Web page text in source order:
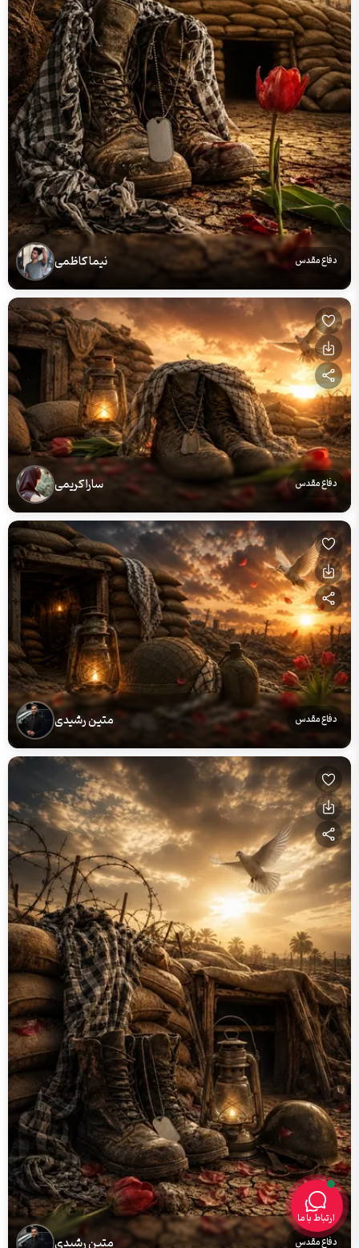
دفاع مقدس نیما کاظمی
دفاع مقدس سارا کریمی
دفاع مقدس متین رشیدی
دفاع مقدس
ارتباط با ما